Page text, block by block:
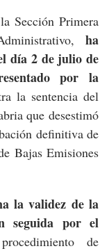
Sección Primera
ha
día 2 de julio de
por la
la sentencia del
que desestimó
definitiva de
Bajas Emisiones
la validez de la
seguida por el
de